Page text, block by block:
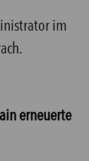
im
erneuerte